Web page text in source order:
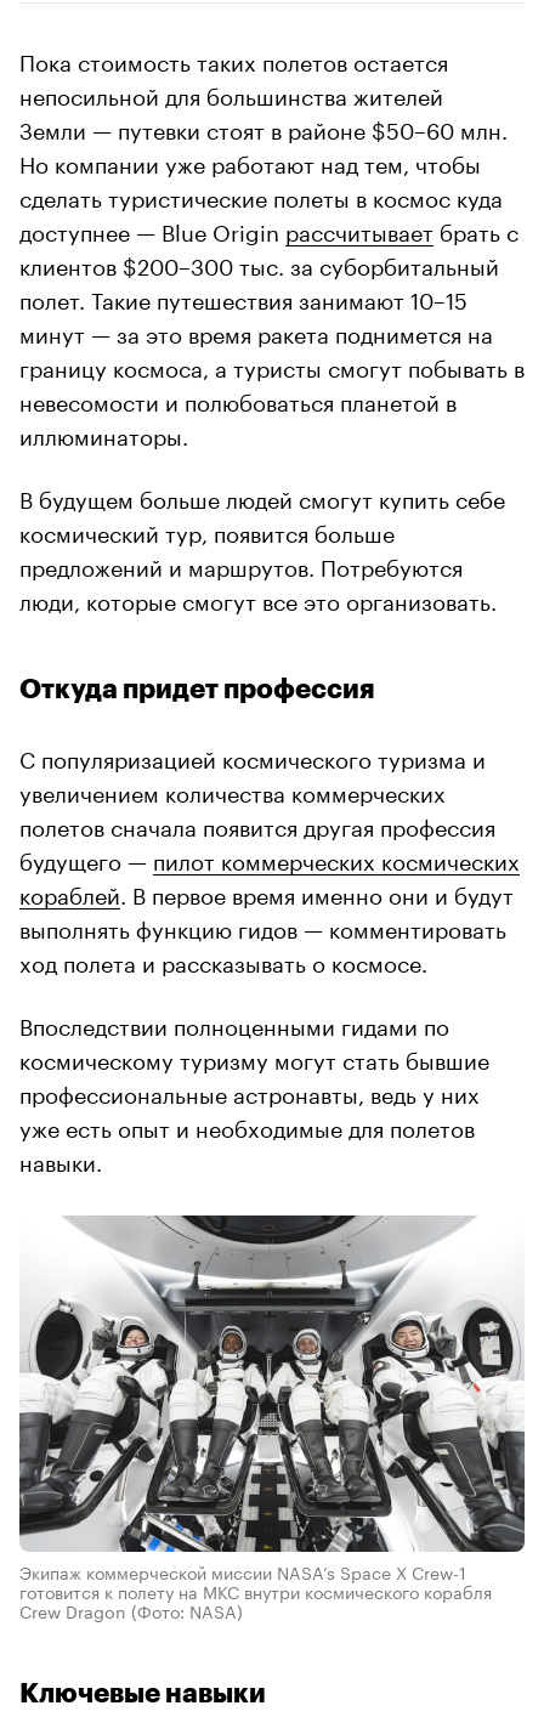
Пока стоимость таких полетов остается
непосильной для большинства жителей
Земли — путевки стоят в районе $50–60 млн.
Но компании уже работают над тем, чтобы
сделать туристические полеты в космос куда
доступнее — Blue Origin рассчитывает брать с
клиентов $200–300 тыс. за суборбитальный
полет. Такие путешествия занимают 10–15
минут — за это время ракета поднимется на
границу космоса, а туристы смогут побывать в
невесомости и полюбоваться планетой в
иллюминаторы.
В будущем больше людей смогут купить себе
космический тур, появится больше
предложений и маршрутов. Потребуются
люди, которые смогут все это организовать.
Откуда придет профессия
С популяризацией космического туризма и
увеличением количества коммерческих
полетов сначала появится другая профессия
будущего — пилот коммерческих космических
кораблей . В первое время именно они и будут
выполнять функцию гидов — комментировать
ход полета и рассказывать о космосе.
Впоследствии полноценными гидами по
космическому туризму могут стать бывшие
профессиональные астронавты, ведь у них
уже есть опыт и необходимые для полетов
навыки.
Экипаж коммерческой миссии NASA’s Space X Crew-1
готовится к полету на МКС внутри космического корабля
Crew Dragon (Фото: NASA)
Ключевые навыки